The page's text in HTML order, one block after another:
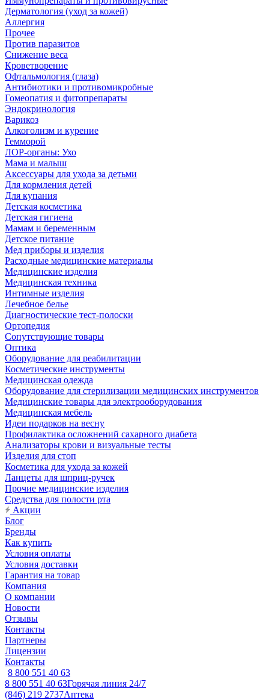
Дерматология (уход за кожей)
Аллергия
Прочее
Против паразитов
Снижение веса
Кроветворение
Офтальмология (глаза)
Антибиотики и противомикробные
Гомеопатия и фитопрепараты
Эндокринология
Варикоз
Алкоголизм и курение
Гемморой
ЛОР-органы: Ухо
Мама и малыш
Аксессуары для ухода за детьми
Для кормления детей
Для купания
Детская косметика
Детская гигиена
Мамам и беременным
Детское питание
Мед приборы и изделия
Расходные медицинские материалы
Медицинские изделия
Медицинская техника
Интимные изделия
Лечебное белье
Диагностические тест-полоски
Ортопедия
Сопутствующие товары
Оптика
Оборудование для реабилитации
Косметические инструменты
Медицинская одежда
Оборудование для стерилизации медицинских инструментов
Медицинские товары для электрооборудования
Медицинская мебель
Идеи подарков на весну
Профилактика осложнений сахарного диабета
Анализаторы крови и визуальные тесты
Изделия для стоп
Косметика для ухода за кожей
Ланцеты для шприц-ручек
Прочие медицинские изделия
Средства для полости рта
Акции
Блог
Бренды
Как купить
Условия оплаты
Условия доставки
Гарантия на товар
Компания
О компании
Новости
Отзывы
Контакты
Партнеры
Лицензии
Контакты
8 800 551 40 63
8 800 551 40 63Горячая линия 24/7
(846) 219 2737Аптека